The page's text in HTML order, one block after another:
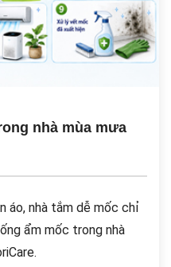
nhà mùa mưa
áo, nhà tắm dễ mốc chỉ
ẩm mốc trong nhà